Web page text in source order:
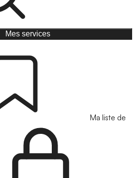
Mes services
Ma liste de